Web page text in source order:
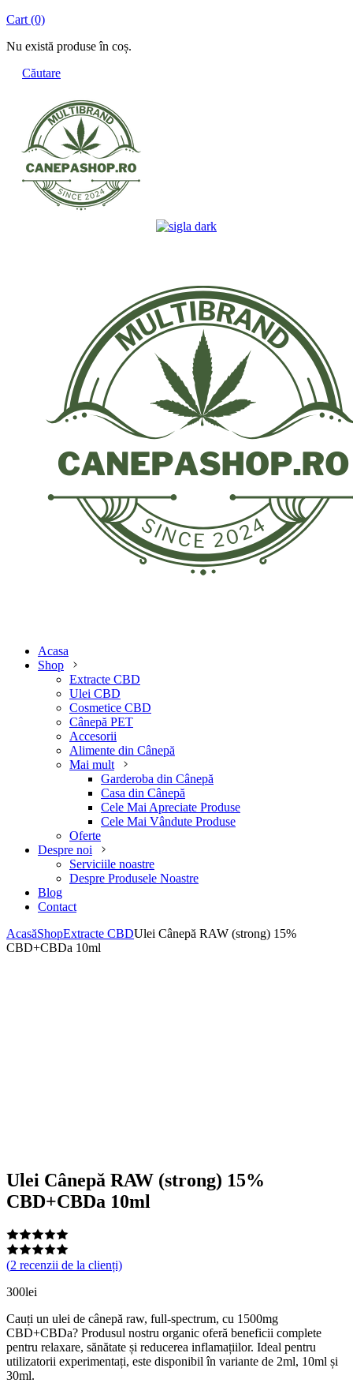
Cart (0)
Nu există produse în coș.
Căutare
Acasa
Shop
Extracte CBD
Ulei CBD
Cosmetice CBD
Cânepă PET
Accesorii
Alimente din Cânepă
Mai mult
Garderoba din Cânepă
Casa din Cânepă
Cele Mai Apreciate Produse
Cele Mai Vândute Produse
Oferte
Despre noi
Serviciile noastre
Despre Produsele Noastre
Blog
Contact
AcasăShopExtracte CBDUlei Cânepă RAW (strong) 15%
CBD+CBDa 10ml
Ulei Cânepă RAW (strong) 15%
CBD+CBDa 10ml
(2 recenzii de la clienți)
300lei
Cauți un ulei de cânepă raw, full-spectrum, cu 1500mg
CBD+CBDa? Produsul nostru organic oferă beneficii complete
pentru relaxare, sănătate și reducerea inflamațiilor. Ideal pentru
utilizatorii experimentați, este disponibil în variante de 2ml, 10ml și
30ml.